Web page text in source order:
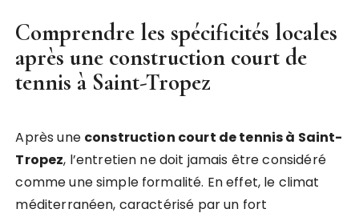
Comprendre les spécificités locales
après une construction court de
tennis à Saint-Tropez
Après une construction court de tennis à Saint-
Tropez, l’entretien ne doit jamais être considéré
comme une simple formalité. En effet, le climat
méditerranéen, caractérisé par un fort